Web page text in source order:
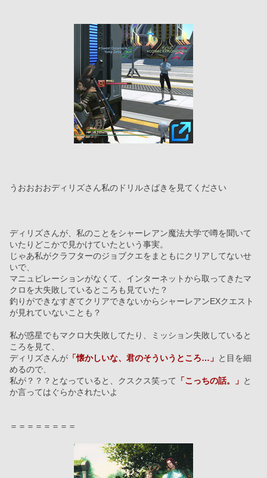
うおおおおディリズさん私のドリルさばきを見てください
ディリズさんが、私のことをシャーレアン魔法大学で噂を聞いて
いたりどこかで見かけていたという事実。
じゃあ私がクラフターのジョブクエをまともにクリアしてないせ
いで、
マニュピレーションがなくて、インターネットから取ってきたマ
クロを大失敗しているところも見ていた？
釣りができなすぎてクリアできないからシャーレアンEXクエスト
が見れていないことも？
私が惑星でもマクロ大失敗してたり、ミッション失敗していると
ころを見て、
ディリズさんが「懐かしいな、君のそういうところ…」 と目を細
めるので、
私が？？？となっていると、クスクス笑って
「こっちの話。」 と
か言ってはぐらかされたいよ
＝＝＝＝＝＝＝＝